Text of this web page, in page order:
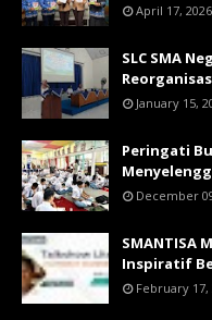
April 17, 2026
SLC SMA
January 15,
Peringati
December
SMANTISA
Inspiratif
February 17,